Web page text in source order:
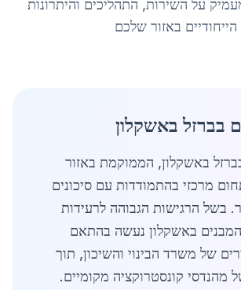
על השירות, התהליכים והיתרונות
הייחודיים באזור שלכם
בברזל באשקלון
באשקלון, הממוקמת באזור
מרכזי בהתמודדות עם סיכונים
בשל הרגישות הגבוהה לרעידות
באשקלון נעשה בהתאם
של משרד הבינוי והשיכון, תוך
מהנדסי קונסטרוקציה מקומיים.